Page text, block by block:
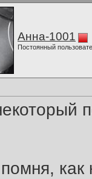
Анна-1001
Постоянный
как